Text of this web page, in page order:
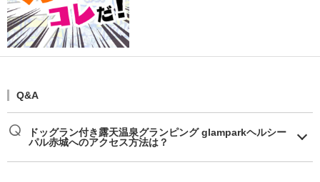
Q&A
ドッグラン付き露天温泉グランピング glamparkヘルシー
パル赤城へのアクセス方法は？